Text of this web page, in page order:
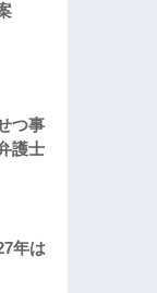
つ事
護士
年は